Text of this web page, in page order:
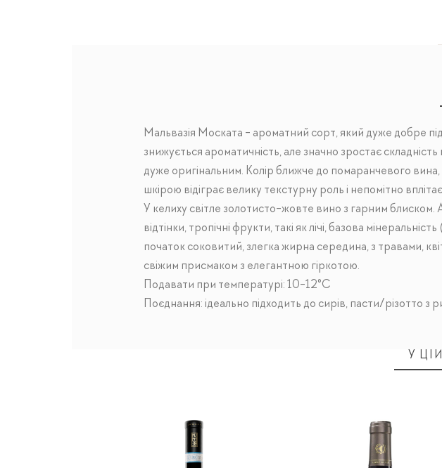
Мальвазія Моската - ароматний сорт, який дуже добре
знижується ароматичність, але значно зростає
дуже оригінальним. Колір ближче до помаранчевого
шкірою відіграє велику текстурну роль і непомітно
У келиху світле золотисто-жовте вино з гарним блиском.
відтінки, тропічні фрукти, такі як лічі, базова
початок соковитий, злегка жирна середина, з травами,
свіжим присмаком з елегантною гіркотою.
Подавати при температурі: 10-12°C
Поєднання: ідеально підходить до сирів, пасти/різотто з
У